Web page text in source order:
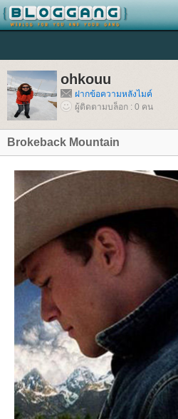
ohkouu
ฝากข้อความหลังไมค์
ผู้ติดตามบล็อก : 0 คน
Brokeback Mountain